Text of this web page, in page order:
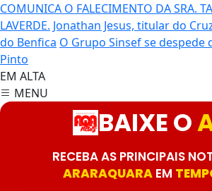
COMUNICA O FALECIMENTO DA SRA.
LAVERDE. Jonathan Jesus, titular do
do Benfica O Grupo Sinsef se despede
Pinto
EM ALTA
MENU
BAIXE O
RECEBA AS PRINCIPAIS
ARARAQUARAEM